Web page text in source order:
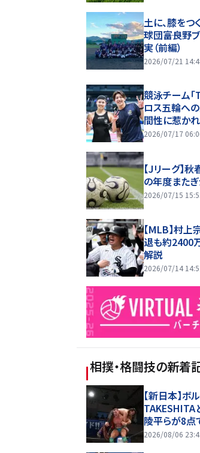
土に、膝をつ
球団――富良野
実（前編）
2026/07/21
競泳チーム
ロス五輪へ
間性に惹か
2026/07/17
【Jリーグ】
の年度また
2026/07/15
【MLB】村
退も約2400
解説
2026/07/14
相撲・格闘技の新着
【新日本】ボ
TAKESHITA
陵平らが8点
2026/08/06